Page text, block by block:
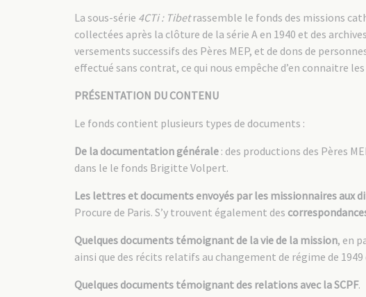
La sous-série 4CTi : Tibetrassemble le fonds des missions
collectées après la clôture de la série A en 1940 et des
versements successifs des Pères MEP, et de dons de
effectué sans contrat, ce qui nous empêche d’en connaitre
PRÉSENTATION DU CONTENU
Le fonds contient plusieurs types de documents :
De la documentation générale: des productions des Pères
dans le le fonds Brigitte Volpert.
Les lettres et documents envoyés par les missionnaires aux
Procure de Paris. S’y trouvent également des
Quelques documents témoignant de la vie de la mission, en
ainsi que des récits relatifs au changement de régime de
Quelques documents témoignant des relations avec la SCPF.